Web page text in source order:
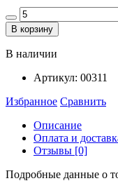
В корзину
В наличии
Артикул: 00311
Избранное Сравнить
Описание
Оплата и
Отзывы [0]
Подробные данные о